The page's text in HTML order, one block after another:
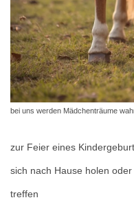
bei uns werden Mädchenträume
zur Feier eines
sich nach Hause holen
treffen